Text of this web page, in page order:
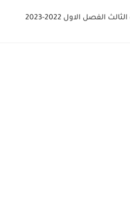
الفصل الاول 2022-2023